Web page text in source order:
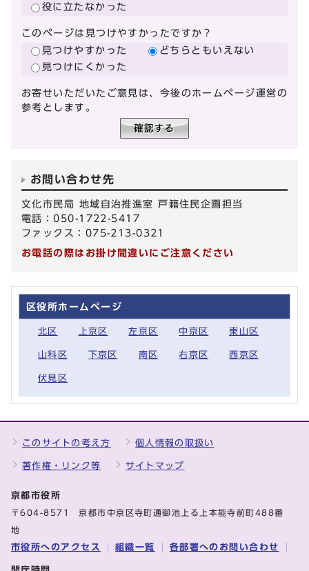
役に立たなかった
このページは見つけやすかったですか？
見つけやすかった
どちらともいえない
見つけにくかった
お寄せいただいたご意見は、今後のホームページ運営の
参考とします。
お問い合わせ先
文化市民局 地域自治推進室 戸籍住民企画担当
電話：050-1722-5417
ファックス：075-213-0321
お電話の際はお掛け間違いにご注意ください
区役所ホームページ
北区 上京区 左京区 中京区 東山区
山科区 下京区 南区 右京区 西京区
伏見区
このサイトの考え方 個人情報の取扱い
著作権・リンク等 サイトマップ
京都市役所
〒604-8571 京都市中京区寺町通御池上る上本能寺前町488番
地
市役所へのアクセス 組織一覧 各部署へのお問い合わせ